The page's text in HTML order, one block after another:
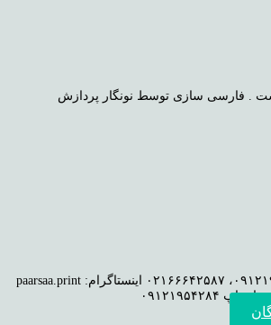
. فارسی سازی توسط نونگار پردازش
شماره تماس: ۰۹۱۲۱۹۵۴۲۸۴، ۰۲۱۶۶۶۴۲۵۸۷ اینستاگرام: paarsaa.print
واتساپ ۰۹۱۲۱۹۵۴۲۸۴